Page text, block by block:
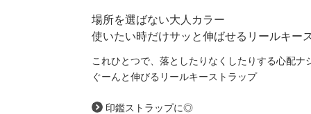
場所を選ばない大人カラー
使いたい時だけサッと伸ばせるリールキー
これひとつで、落としたりなくしたりする心配ナ
ぐーんと伸びるリールキーストラップ
印鑑ストラップに◎